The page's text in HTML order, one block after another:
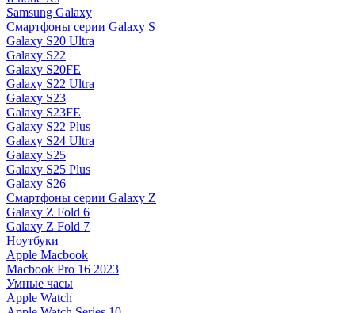
Samsung Galaxy
Смартфоны серии Galaxy S
Galaxy S20 Ultra
Galaxy S22
Galaxy S20FE
Galaxy S22 Ultra
Galaxy S23
Galaxy S23FE
Galaxy S22 Plus
Galaxy S24 Ultra
Galaxy S25
Galaxy S25 Plus
Galaxy S26
Смартфоны серии Galaxy Z
Galaxy Z Fold 6
Galaxy Z Fold 7
Ноутбуки
Apple Macbook
Macbook Pro 16 2023
Умные часы
Apple Watch